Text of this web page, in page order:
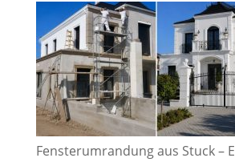
Fensterumrandung aus Stuck –